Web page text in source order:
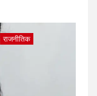
राजनीतिक